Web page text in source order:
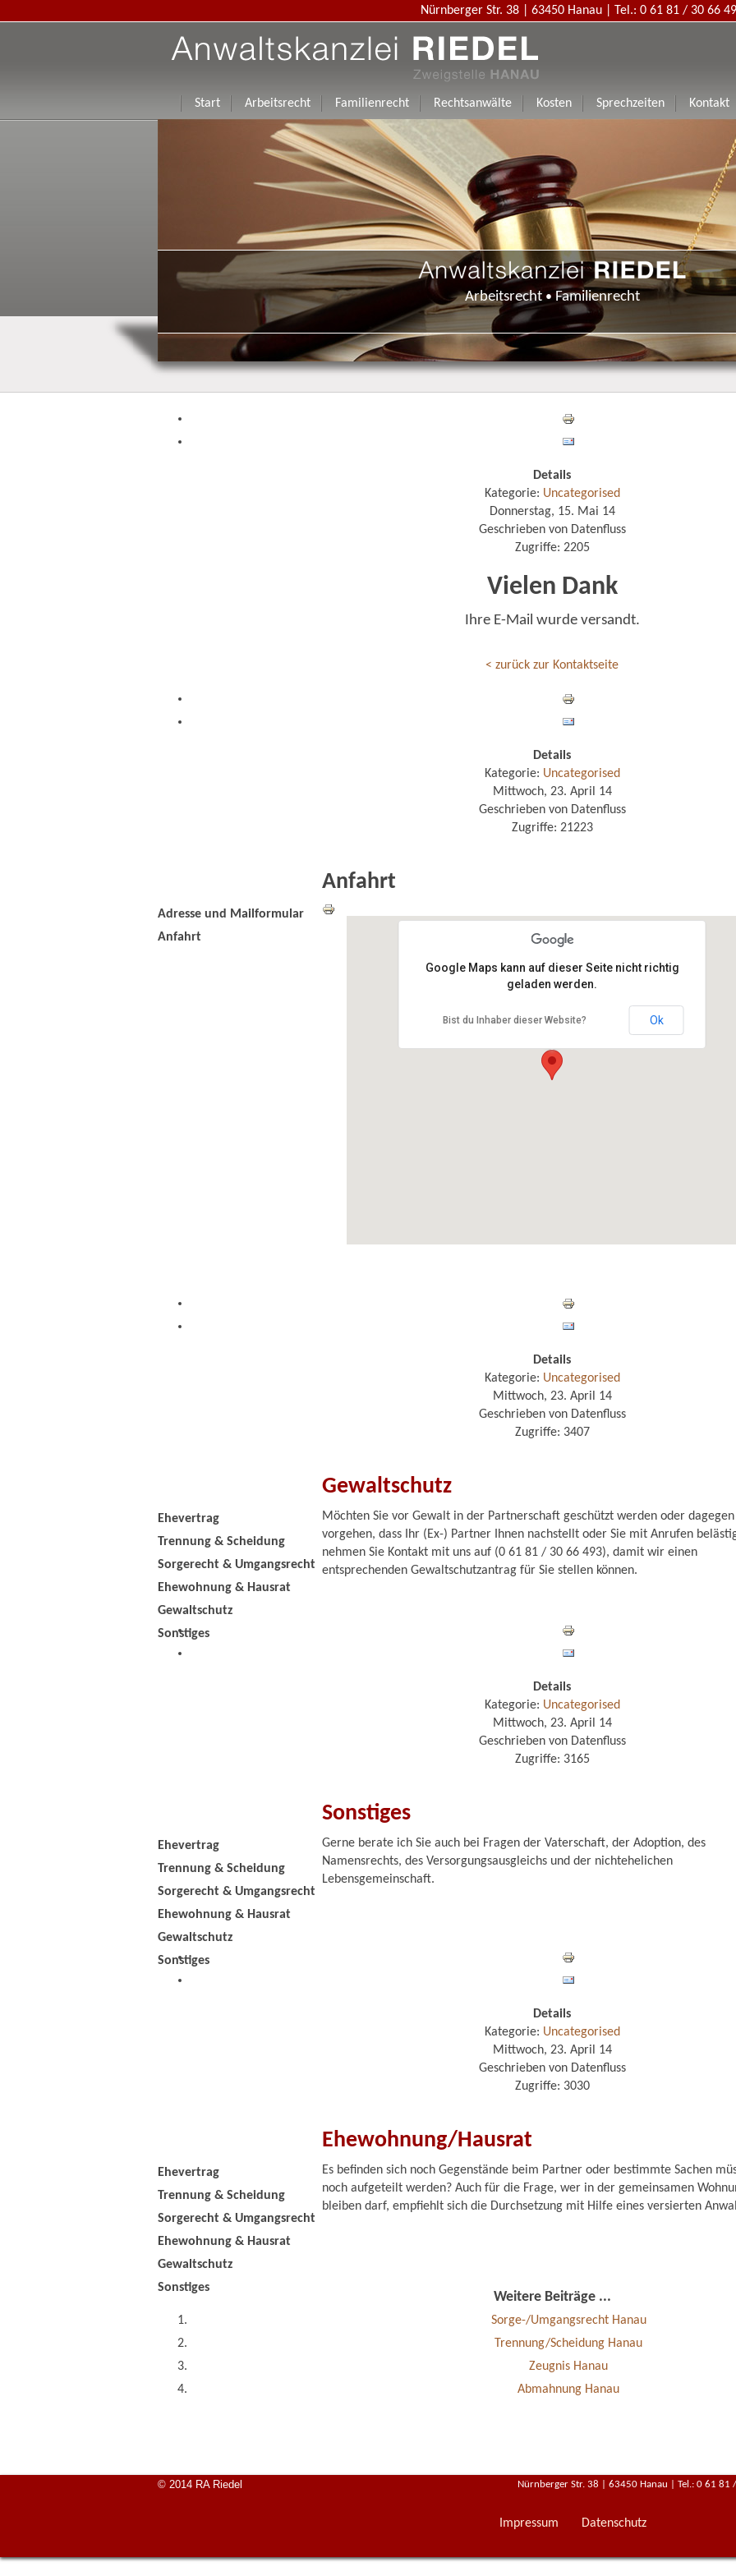
Nürnberger Str. 38 63450 Hanau | Tel.: 0 61 81 / 30 66
Start Arbeitsrecht Familienrecht Rechtsanwälte Kosten Sprechzeiten Kontakt
Arbeitsrecht • Familienrecht
Details
Kategorie: Uncategorised
Donnerstag, 15. Mai 14
Geschrieben von Datenfluss
Zugriffe: 2205
Vielen Dank
Ihre E-Mail wurde versandt.
< zurück zur Kontaktseite
Details
Kategorie: Uncategorised
Mittwoch, 23. April 14
Geschrieben von Datenfluss
Zugriffe: 21223
Adresse und Mailformular
Anfahrt
Anfahrt
Schützenstr. 33
Google Maps kann auf dieser Seite nicht richtig
geladen werden.
Bist du Inhaber dieser Website? Ok
Details
Kategorie: Uncategorised
Mittwoch, 23. April 14
Geschrieben von Datenfluss
Zugriffe: 3407
Ehevertrag
Trennung & Scheidung
Sorgerecht & Umgangsrecht
Ehewohnung & Hausrat
Gewaltschutz
Sonstiges
Gewaltschutz
Möchten Sie vor Gewalt in der Partnerschaft geschützt werden oder dagegen
vorgehen, dass Ihr (Ex-) Partner Ihnen nachstellt oder Sie mit Anrufen
nehmen Sie Kontakt mit uns auf (0 61 81 / 30 66 493), damit wir einen
entsprechenden Gewaltschutzantrag für Sie stellen können.
Details
Kategorie: Uncategorised
Mittwoch, 23. April 14
Geschrieben von Datenfluss
Zugriffe: 3165
Ehevertrag
Trennung & Scheidung
Sorgerecht & Umgangsrecht
Ehewohnung & Hausrat
Gewaltschutz
Sonstiges
Sonstiges
Gerne berate ich Sie auch bei Fragen der Vaterschaft, der Adoption, des
Namensrechts, des Versorgungsausgleichs und der nichtehelichen
Lebensgemeinschaft.
Details
Kategorie: Uncategorised
Mittwoch, 23. April 14
Geschrieben von Datenfluss
Zugriffe: 3030
Ehevertrag
Trennung & Scheidung
Sorgerecht & Umgangsrecht
Ehewohnung & Hausrat
Gewaltschutz
Sonstiges
Ehewohnung/Hausrat
Es befinden sich noch Gegenstände beim Partner oder bestimmte Sachen
noch aufgeteilt werden? Auch für die Frage, wer in der gemeinsamen
bleiben darf, empfiehlt sich die Durchsetzung mit Hilfe eines versierten
Weitere Beiträge ...
Sorge-/Umgangsrecht Hanau
Trennung/Scheidung Hanau
Zeugnis Hanau
Abmahnung Hanau
© 2014 RA Riedel Nürnberger Str. 38 63450 Hanau | Tel.: 0 61 81
Impressum Datenschutz